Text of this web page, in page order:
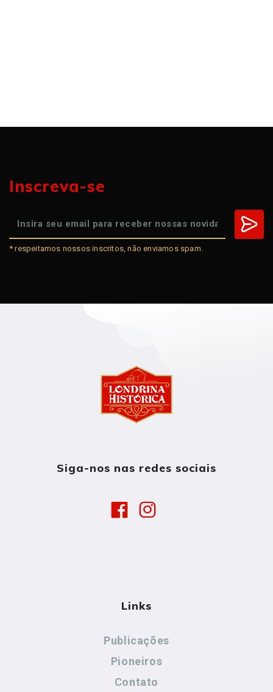
Inscreva-se
* respeitamos nossos inscritos, não enviamos spam.
Siga-nos nas redes sociais
Links
Publicações
Pioneiros
Contato